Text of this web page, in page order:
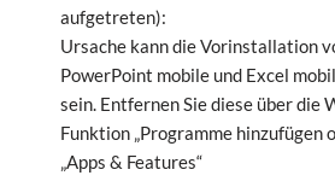
aufgetreten):
Ursache kann die Vorinstallation
PowerPoint mobile und Excel
sein. Entfernen Sie diese über die
Funktion „Programme hinzufügen
„Apps & Features“